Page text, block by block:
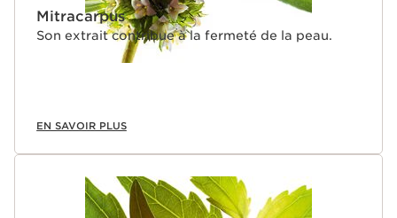
Mitracarpus
Son extrait contribue à la fermeté de la peau.
EN SAVOIR PLUS